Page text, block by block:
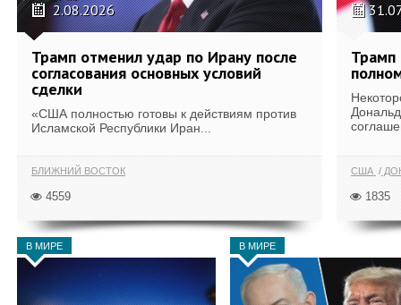
2.08.2026
Трамп отменил удар по Ирану после
согласования основных условий
сделки
«США полностью готовы к действиям против
Исламской Республики Иран...
БЛИЖНИЙ ВОСТОК
4559
Трамп
США
1835
В МИРЕ В МИРЕ